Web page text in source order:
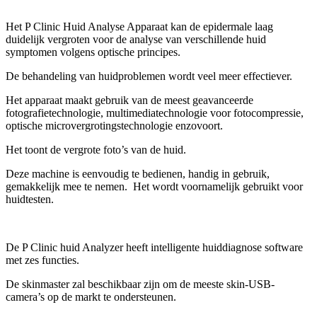
Het P Clinic Huid Analyse Apparaat kan de epidermale laag
duidelijk vergroten voor de analyse van verschillende huid
symptomen volgens optische principes.
De behandeling van huidproblemen wordt veel meer effectiever.
Het apparaat maakt gebruik van de meest geavanceerde
fotografietechnologie, multimediatechnologie voor fotocompressie,
optische microvergrotingstechnologie enzovoort.
Het toont de vergrote foto’s van de huid.
Deze machine is eenvoudig te bedienen, handig in gebruik,
gemakkelijk mee te nemen. Het wordt voornamelijk gebruikt voor
huidtesten.
De P Clinic huid Analyzer heeft intelligente huiddiagnose software
met zes functies.
De skinmaster zal beschikbaar zijn om de meeste skin-USB-
camera’s op de markt te ondersteunen.